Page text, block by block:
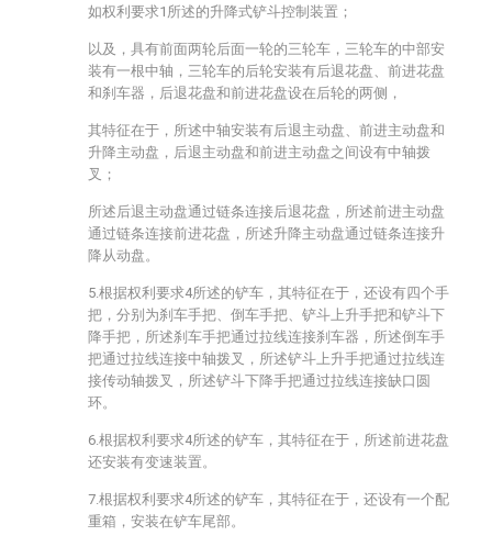
如权利要求1所述的升降式铲斗控制装置；
以及，具有前面两轮后面一轮的三轮车，三轮车的中部安
装有一根中轴，三轮车的后轮安装有后退花盘、前进花盘
和刹车器，后退花盘和前进花盘设在后轮的两侧，
其特征在于，所述中轴安装有后退主动盘、前进主动盘和
升降主动盘，后退主动盘和前进主动盘之间设有中轴拨
叉；
所述后退主动盘通过链条连接后退花盘，所述前进主动盘
通过链条连接前进花盘，所述升降主动盘通过链条连接升
降从动盘。
5.根据权利要求4所述的铲车，其特征在于，还设有四个手
把，分别为刹车手把、倒车手把、铲斗上升手把和铲斗下
降手把，所述刹车手把通过拉线连接刹车器，所述倒车手
把通过拉线连接中轴拨叉，所述铲斗上升手把通过拉线连
接传动轴拨叉，所述铲斗下降手把通过拉线连接缺口圆
环。
6.根据权利要求4所述的铲车，其特征在于，所述前进花盘
还安装有变速装置。
7.根据权利要求4所述的铲车，其特征在于，还设有一个配
重箱，安装在铲车尾部。